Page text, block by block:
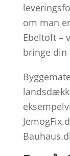
om man
Ebeltoft –
bringe din